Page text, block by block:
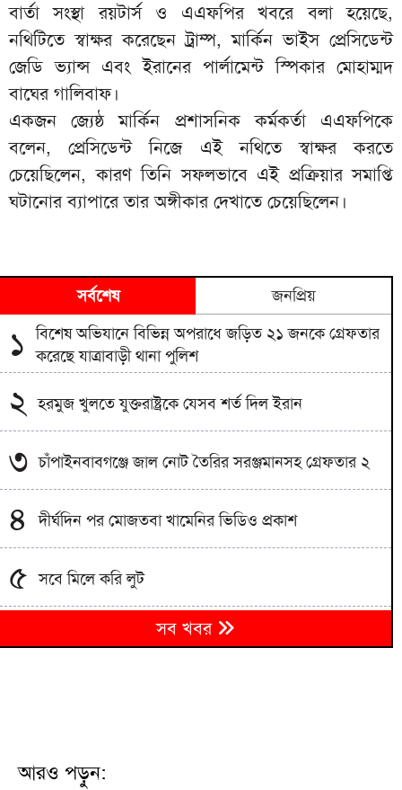
বার্তা সংস্থা রয়টার্স ও এএফপির খবরে বলা হয়েছে,
নথিটিতে স্বাক্ষর করেছেন ট্রাম্প, মার্কিন ভাইস প্রেসিডেন্ট
জেডি ভ্যান্স এবং ইরানের পার্লামেন্ট স্পিকার মোহাম্মদ
বাঘের গালিবাফ।
একজন জ্যেষ্ঠ মার্কিন প্রশাসনিক কর্মকর্তা এএফপিকে
বলেন, প্রেসিডেন্ট নিজে এই নথিতে স্বাক্ষর করতে
চেয়েছিলেন, কারণ তিনি সফলভাবে এই প্রক্রিয়ার সমাপ্তি
ঘটানোর ব্যাপারে তার অঙ্গীকার দেখাতে চেয়েছিলেন।
সর্বশেষ জনপ্রিয়
১ বিশেষ অভিযানে বিভিন্ন অপরাধে জড়িত ২১ জনকে গ্রেফতার
করেছে যাত্রাবাড়ী থানা পুলিশ
২ হরমুজ খুলতে যুক্তরাষ্ট্রকে যেসব শর্ত দিল ইরান
৩ চাঁপাইনবাবগঞ্জে জাল নোট তৈরির সরঞ্জমানসহ গ্রেফতার ২
৪ দীর্ঘদিন পর মোজতবা খামেনির ভিডিও প্রকাশ
৫ সবে মিলে করি লুট
৬
সাত বছরে নির্যাতনের শিকার হয়ে দেশে ফিরেছেন ৭০ হাজার
নারী কর্মী
হোসাইনের
সব খবর
আরও পড়ুন: